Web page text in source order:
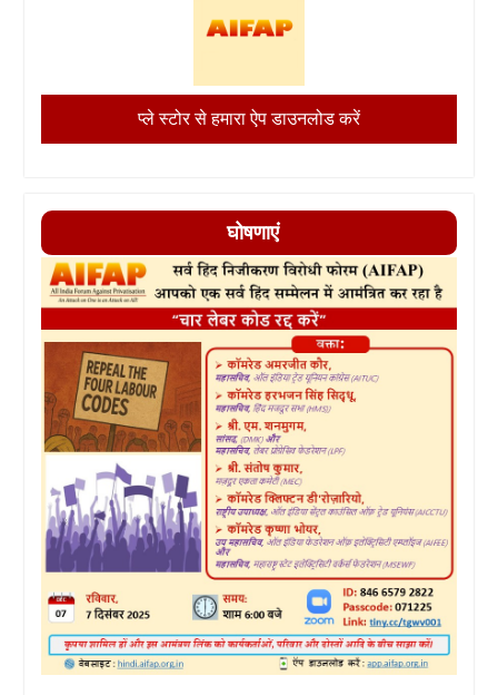
प्ले स्टोर से हमारा ऐप डाउनलोड करें
घोषणाएं